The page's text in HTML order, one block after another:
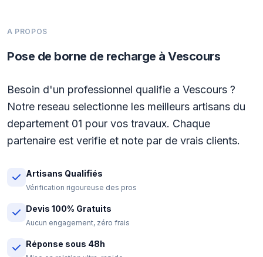
A PROPOS
Pose de borne de recharge à Vescours
Besoin d'un professionnel qualifie a Vescours ?
Notre reseau selectionne les meilleurs artisans du
departement 01 pour vos travaux. Chaque
partenaire est verifie et note par de vrais clients.
Artisans Qualifiés
Vérification rigoureuse des pros
Devis 100% Gratuits
Aucun engagement, zéro frais
Réponse sous 48h